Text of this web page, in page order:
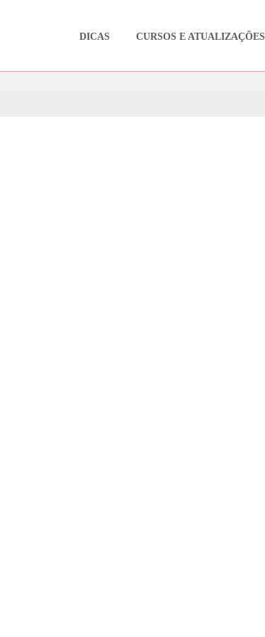
DICAS CURSOS E ATUALIZAÇÕES